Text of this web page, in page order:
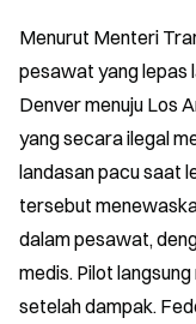
Menurut Menteri
pesawat yang lepas
Denver menuju Los
yang secara ilegal
landasan pacu saat
tersebut
dalam pesawat,
medis. Pilot
setelah dampak.